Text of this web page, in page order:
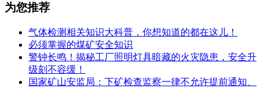
为您推荐
气体检测相关知识大科普，你想知道的都在这儿！
必须掌握的煤矿安全知识
警钟长鸣！揭秘工厂照明灯具暗藏的火灾隐患，安全升
级刻不容缓！
国家矿山安监局：下矿检查监察一律不允许提前通知、